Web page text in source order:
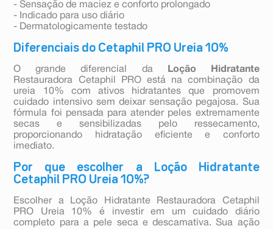
- Sensação de maciez e conforto prolongado
- Indicado para uso diário
- Dermatologicamente testado
Diferenciais do Cetaphil PRO Ureia 10%
O grande diferencial da
Loção Hidratante
Restauradora Cetaphil PRO está na combinação da
ureia 10% com ativos hidratantes que promovem
cuidado intensivo sem deixar sensação pegajosa. Sua
fórmula foi pensada para atender peles extremamente
secas e sensibilizadas pelo ressecamento,
proporcionando hidratação eficiente e conforto
imediato.
Por que escolher a Loção Hidratante
Cetaphil PRO Ureia 10%?
Escolher a Loção Hidratante Restauradora Cetaphil
PRO Ureia 10% é investir em um cuidado diário
completo para a pele seca e descamativa. Sua ação